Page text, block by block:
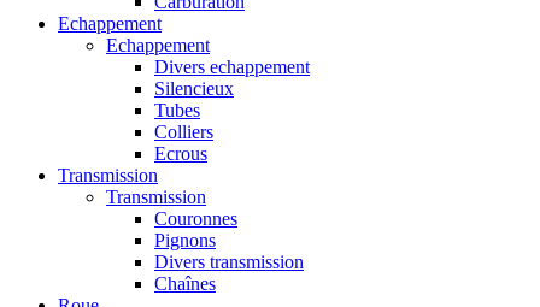
Echappement
Echappement
Divers echappement
Silencieux
Tubes
Colliers
Ecrous
Transmission
Transmission
Couronnes
Pignons
Divers transmission
Chaînes